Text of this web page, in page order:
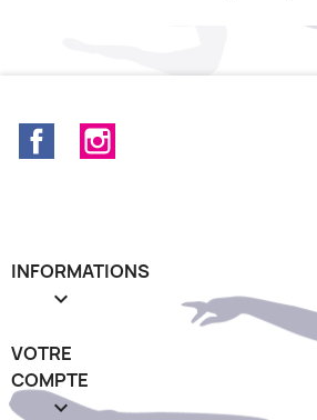
Facebook
INFORMATIONS

VOTRE
COMPTE
